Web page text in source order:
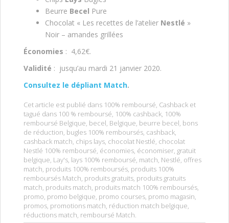
Beurre Becel Pure
Chocolat « Les recettes de l’atelier Nestlé »
Noir – amandes grillées
Économies : 4,62€.
Validité : jusqu’au mardi 21 janvier 2020.
Consultez le dépliant Match.
Cet article est publié dans 100% remboursé, Cashback et
tagué dans 100 % remboursé, 100% cashback, 100%
remboursé Belgique, becel, Belgique, beurre becel, bons
de réduction, bugles 100% remboursés, cashback,
cashback match, chips lays, chocolat Nestlé, chocolat
Nestlé 100% remboursé, économies, économiser, gratuit
belgique, Lay's, lays 100% remboursé, match, Nestlé, offres
match, produits 100% remboursés, produits 100%
remboursés Match, produits gratuits, produits gratuits
match, produits match, produits match 100% remboursés,
promo, promo belgique, promo courses, promo magasin,
promos, promotions match, réduction match belgique,
réductions match, remboursé Match.